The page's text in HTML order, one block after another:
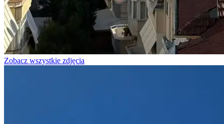
Zobacz wszystkie zdjęcia